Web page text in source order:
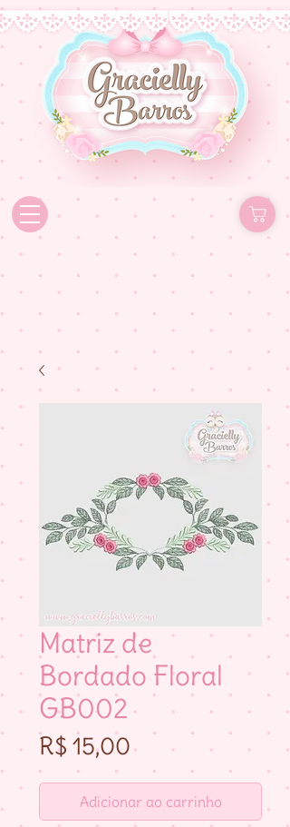
Matriz de
Bordado Floral
GB002
R$ 15,00Preço
Adicionar ao carrinho